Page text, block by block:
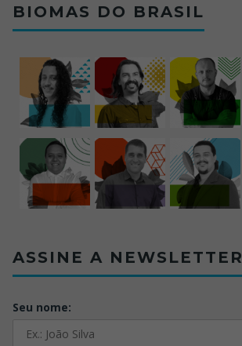
BIOMAS DO BRASIL
ASSINE A NEWSLETTER
Seu nome: